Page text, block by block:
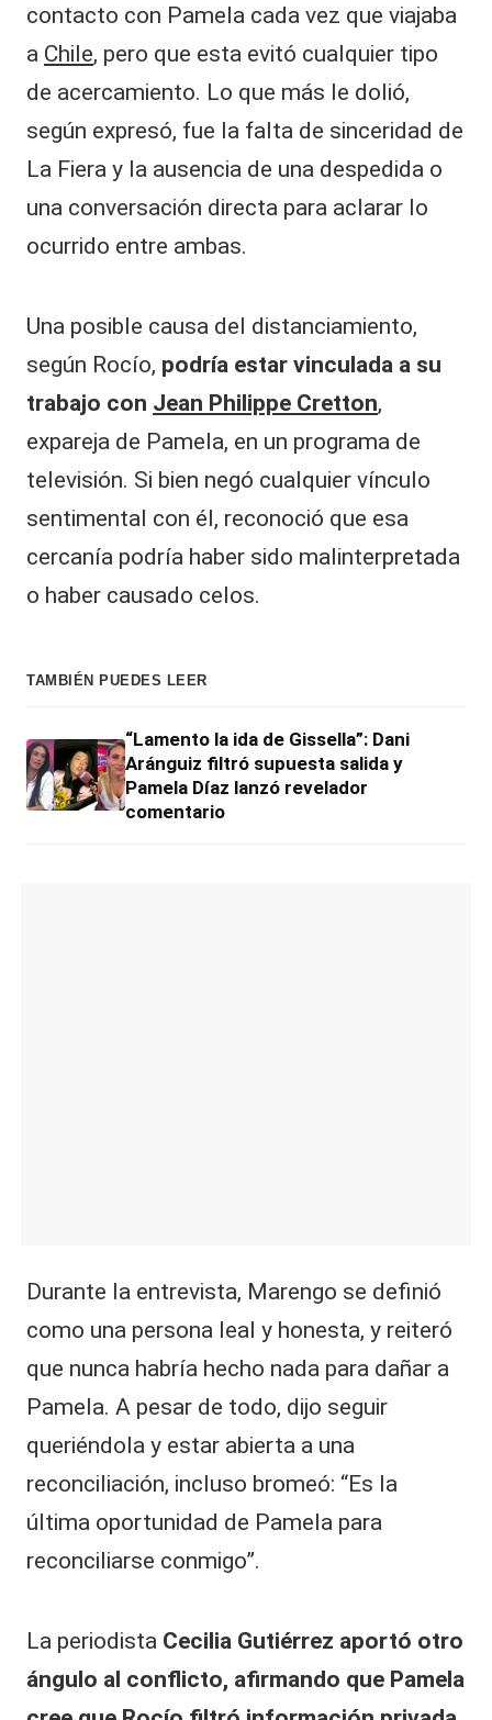
contacto con Pamela cada vez que viajaba
a Chile, pero que esta evitó cualquier tipo
de acercamiento. Lo que más le dolió,
según expresó, fue la falta de sinceridad de
La Fiera y la ausencia de una despedida o
una conversación directa para aclarar lo
ocurrido entre ambas.
Una posible causa del distanciamiento,
según Rocío, podría estar vinculada a su
trabajo con Jean Philippe Cretton,
expareja de Pamela, en un programa de
televisión. Si bien negó cualquier vínculo
sentimental con él, reconoció que esa
cercanía podría haber sido malinterpretada
o haber causado celos.
TAMBIÉN PUEDES LEER
“Lamento la ida de Gissella”: Dani
Aránguiz filtró supuesta salida y
Pamela Díaz lanzó revelador
comentario
Durante la entrevista, Marengo se definió
como una persona leal y honesta, y reiteró
que nunca habría hecho nada para dañar a
Pamela. A pesar de todo, dijo seguir
queriéndola y estar abierta a una
reconciliación, incluso bromeó: “Es la
última oportunidad de Pamela para
reconciliarse conmigo”.
La periodista Cecilia Gutiérrez aportó otro
ángulo al conflicto, afirmando que Pamela